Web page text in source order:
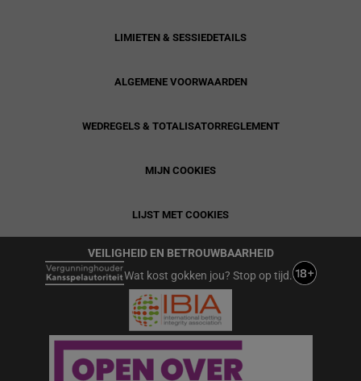
LIMIETEN & SESSIEDETAILS
ALGEMENE VOORWAARDEN
WEDREGELS & TOTALISATORREGLEMENT
MIJN COOKIES
LIJST MET COOKIES
VEILIGHEID EN BETROUWBAARHEID
Wat kost gokken jou? Stop op tijd.